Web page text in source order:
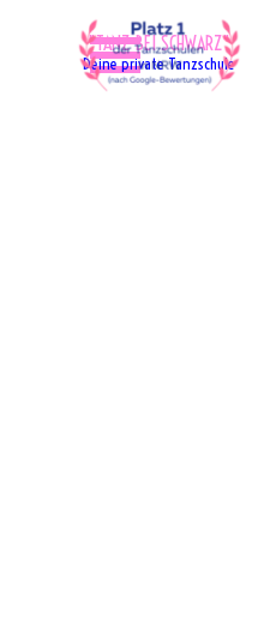
Menü überspringen
"TANZ BEI SCHWARZ"
Deine private Tanzschule